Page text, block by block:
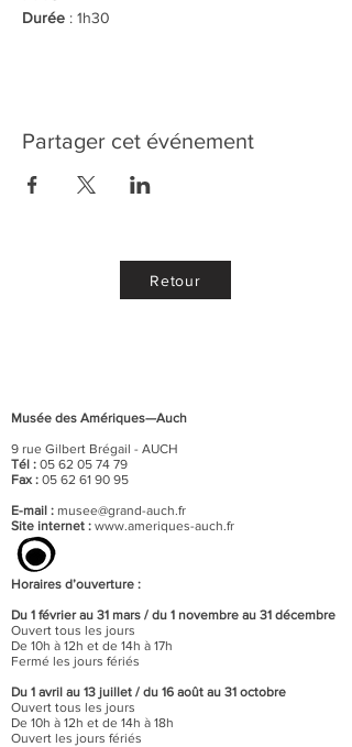
Durée : 1h30
Partager cet événement
Retour
Musée des Amériques—Auch
9 rue Gilbert Brégail - AUCH
Tél : 05 62 05 74 79
Fax : 05 62 61 90 95
E-mail : musee@grand-auch.fr
Site internet : www.ameriques-auch.fr
Horaires d’ouverture :
Du 1 février au 31 mars / du 1 novembre au 31 décembre
Ouvert tous les jours
De 10h à 12h et de 14h à 17h
Fermé les jours fériés
Du 1 avril au 13 juillet / du 16 août au 31 octobre
Ouvert tous les jours
De 10h à 12h et de 14h à 18h
Ouvert les jours fériés